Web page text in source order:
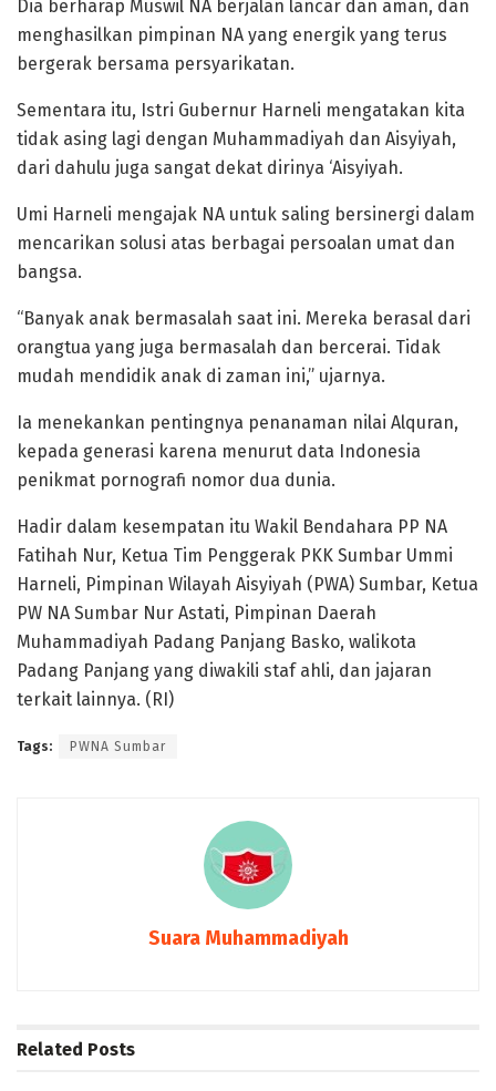
Dia berharap Muswil NA berjalan lancar dan aman, dan
menghasilkan pimpinan NA yang energik yang terus
bergerak bersama persyarikatan.
Sementara itu, Istri Gubernur Harneli mengatakan kita
tidak asing lagi dengan Muhammadiyah dan Aisyiyah,
dari dahulu juga sangat dekat dirinya ‘Aisyiyah.
Umi Harneli mengajak NA untuk saling bersinergi dalam
mencarikan solusi atas berbagai persoalan umat dan
bangsa.
“Banyak anak bermasalah saat ini. Mereka berasal dari
orangtua yang juga bermasalah dan bercerai. Tidak
mudah mendidik anak di zaman ini,” ujarnya.
Ia menekankan pentingnya penanaman nilai Alquran,
kepada generasi karena menurut data Indonesia
penikmat pornografi nomor dua dunia.
Hadir dalam kesempatan itu Wakil Bendahara PP NA
Fatihah Nur, Ketua Tim Penggerak PKK Sumbar Ummi
Harneli, Pimpinan Wilayah Aisyiyah (PWA) Sumbar, Ketua
PW NA Sumbar Nur Astati, Pimpinan Daerah
Muhammadiyah Padang Panjang Basko, walikota
Padang Panjang yang diwakili staf ahli, dan jajaran
terkait lainnya. (RI)
Tags: PWNA Sumbar
Suara Muhammadiyah
Related Posts